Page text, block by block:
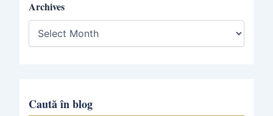
Archives
A
c
e
s
Caută în blog